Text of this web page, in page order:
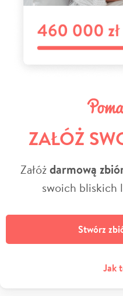
ZAŁÓŻ
Załóżdarmową
swoich bliskich
Stwórz
Jak